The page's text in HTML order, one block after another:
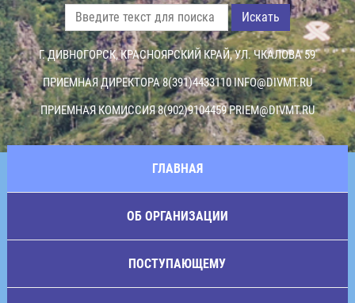
Искать
Г. ДИВНОГОРСК, КРАСНОЯРСКИЙ КРАЙ, УЛ. ЧКАЛОВА 59
ПРИЕМНАЯ ДИРЕКТОРА 8(391)4433110INFO@DIVMT.RU
ПРИЕМНАЯ КОМИССИЯ 8(902)9104459PRIEM@DIVMT.RU
ГЛАВНАЯ
ОБ ОРГАНИЗАЦИИ
ПОСТУПАЮЩЕМУ